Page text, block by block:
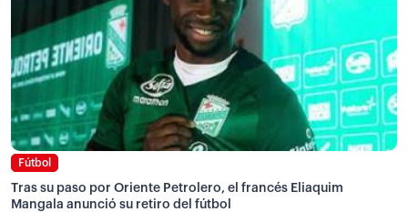
Fútbol
Tras su paso por Oriente Petrolero, el francés Eliaquim
Mangala anunció su retiro del fútbol